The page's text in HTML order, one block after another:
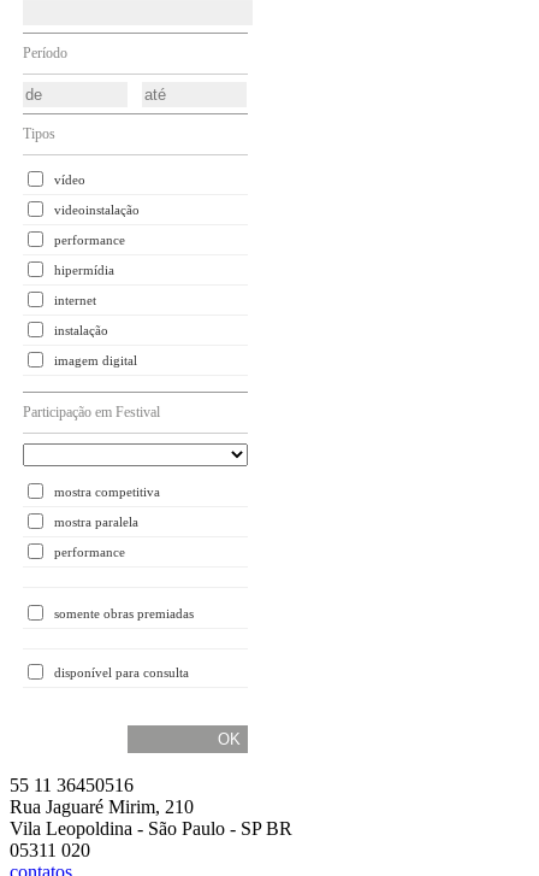
Período
Tipos
vídeo
videoinstalação
performance
hipermídia
internet
instalação
imagem digital
Participação em Festival
mostra competitiva
mostra paralela
performance
somente obras premiadas
disponível para consulta
55 11 36450516
Rua Jaguaré Mirim, 210
Vila Leopoldina - São Paulo - SP BR
05311 020